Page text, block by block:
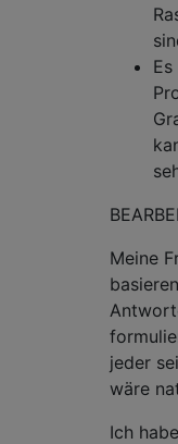
Meine
jeder
wäre
Ich